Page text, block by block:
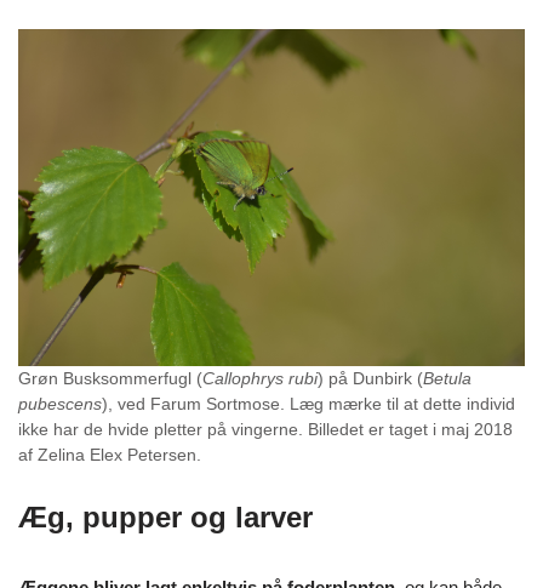
Grøn Busksommerfugl (Callophrys rubi) på Dunbirk (Betula
pubescens), ved Farum Sortmose. Læg mærke til at dette individ
ikke har de hvide pletter på vingerne. Billedet er taget i maj 2018
af Zelina Elex Petersen.
Æg, pupper og larver